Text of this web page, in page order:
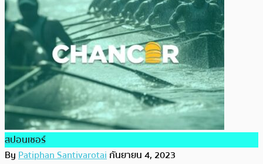
สปอนเซอร์
ByPatiphan Santivarotaiกันยายน 4, 2023